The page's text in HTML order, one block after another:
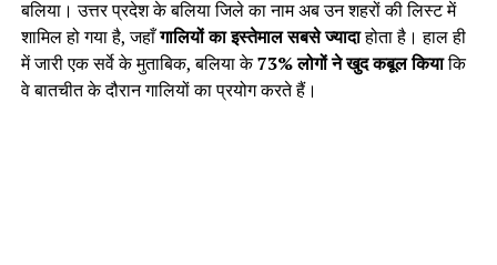
बलिया। उत्तर प्रदेश के बलिया जिले का नाम अब उन शहरों की लिस्ट में
शामिल हो गया है, जहाँगालियों का इस्तेमाल सबसे ज्यादाहोता है। हाल ही
में जारी एक सर्वे के मुताबिक, बलिया के73% लोगों ने खुद कबूल कियाकि
वे बातचीत के दौरान गालियों का प्रयोग करते हैं।